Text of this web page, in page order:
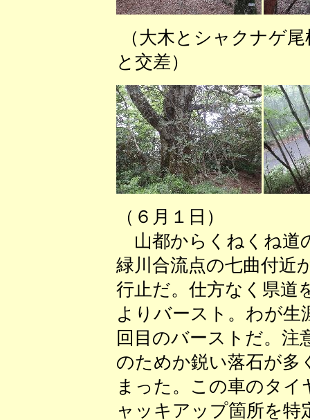
（大木とシャク
と交差） （ガ
（６月１日）
山都からくねくね道
緑川合流点の七曲付近
行止だ。仕方なく県道
よりバースト。わが生
回目のバーストだ。注
のためか鋭い落石が多
まった。この車のタ
ャッキアップ箇所を